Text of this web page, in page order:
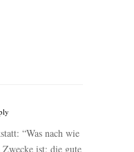
“Was nach wie
ist: die gute